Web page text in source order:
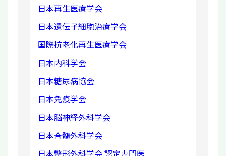
日本再生医療学会
日本遺伝子細胞治療学会
国際抗老化再生医療学会
日本内科学会
日本糖尿病協会
日本免疫学会
日本脳神経外科学会
日本脊髄外科学会